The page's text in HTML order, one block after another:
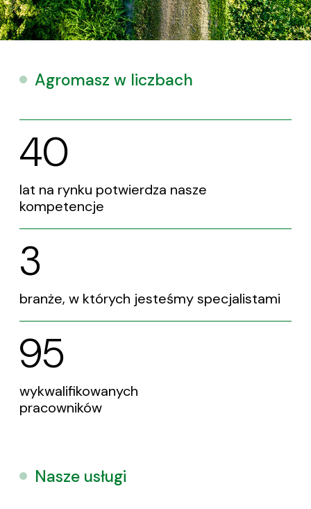
Agromasz w liczbach
40
lat na rynku potwierdza nasze
kompetencje
3
branże, w których jesteśmy specjalistami
95
wykwalifikowanych
pracowników
Nasze usługi